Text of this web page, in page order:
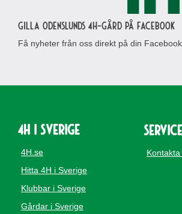
Gilla Odenslunds 4H-gård på Facebook
Få nyheter från oss direkt på din Facebook.
4H i Sverige
4H.se
Hitta 4H i Sverige
Klubbar i Sverige
Gårdar i Sverige
Service